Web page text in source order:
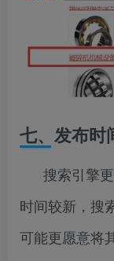
七、发布时
搜索引擎
时间较新，搜
可能更愿意将